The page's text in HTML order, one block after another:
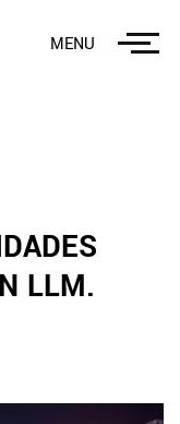
MENU
LLM.